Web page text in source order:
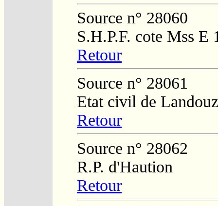
Source n° 28060
S.H.P.F. cote Mss E
Retour
Source n° 28061
Etat civil de
Retour
Source n° 28062
R.P. d'Haution
Retour